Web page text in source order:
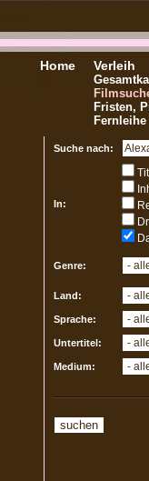
Home Verleih
Fristen,
Fernleihe
Suche nach:
In:
Genre:
Land:
Sprache:
Untertitel:
Medium: